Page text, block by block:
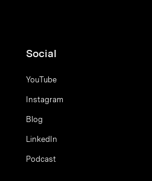
Social
YouTube
Instagram
Blog
LinkedIn
Podcast